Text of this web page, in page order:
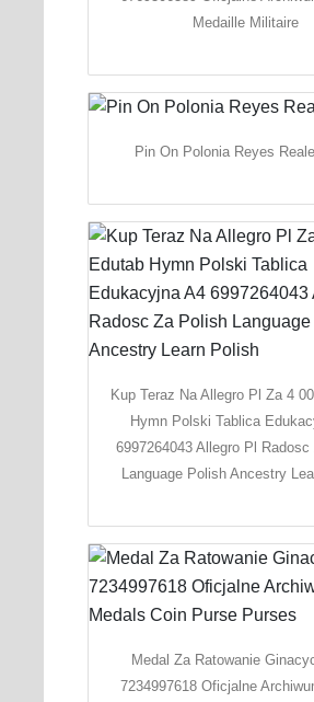
Medaille Militaire
Pin On Polonia Reyes
Kup Teraz Na Allegro Pl Za 4
Hymn Polski Tablica
6997264043 Allegro Pl
Language Polish Ancestry
Medal Za Ratowanie
7234997618 Oficjalne